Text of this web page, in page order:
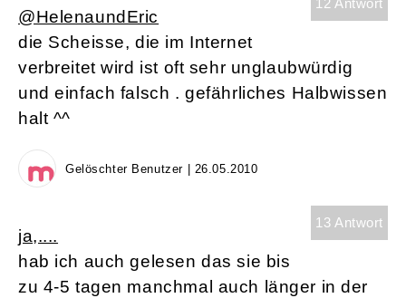
12 Antwort
@HelenaundEric
die Scheisse, die im Internet
verbreitet wird ist oft sehr unglaubwürdig
und einfach falsch . gefährliches Halbwissen
halt ^^
Gelöschter Benutzer | 26.05.2010
13 Antwort
ja,....
hab ich auch gelesen das sie bis
zu 4-5 tagen manchmal auch länger in der